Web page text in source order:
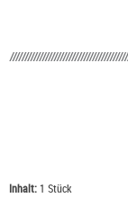
Inhalt:1 Stück